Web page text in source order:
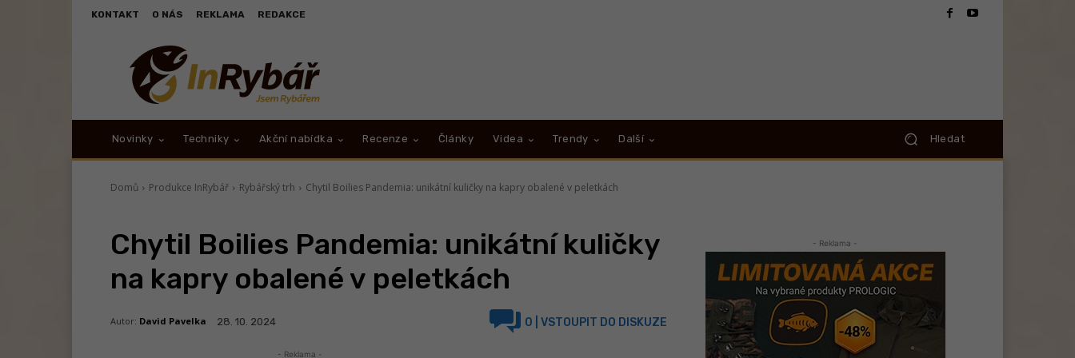
KONTAKT O NÁS REKLAMA REDAKCE
Novinky Techniky Akční nabídka Recenze Články Videa Trendy Další Hledat
Domů Produkce InRybář Rybářský trh Chytil Boilies Pandemia: unikátní kuličky na kapry obalené v peletkách
Chytil Boilies Pandemia: unikátní kuličky
na kapry obalené v peletkách
Autor: David Pavelka 28. 10. 2024 0 | VSTOUPIT DO DISKUZE
- Reklama -
- Reklama -